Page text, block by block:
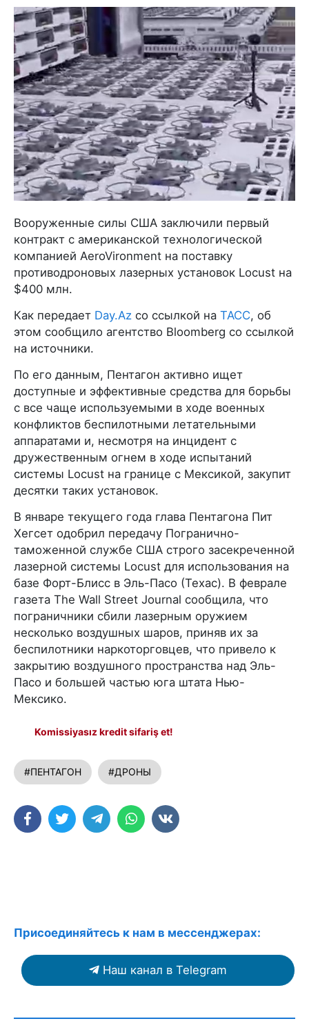
Вооруженные силы США заключили первый
контракт с американской технологической
компанией AeroVironment на поставку
противодроновых лазерных установок Locust на
$400 млн.
Как передает Day.Az со ссылкой на ТАСС, об
этом сообщило агентство Bloomberg со ссылкой
на источники.
По его данным, Пентагон активно ищет
доступные и эффективные средства для борьбы
с все чаще используемыми в ходе военных
конфликтов беспилотными летательными
аппаратами и, несмотря на инцидент с
дружественным огнем в ходе испытаний
системы Locust на границе с Мексикой, закупит
десятки таких установок.
В январе текущего года глава Пентагона Пит
Хегсет одобрил передачу Погранично-
таможенной службе США строго засекреченной
лазерной системы Locust для использования на
базе Форт-Блисс в Эль-Пасо (Техас). В феврале
газета The Wall Street Journal сообщила, что
пограничники сбили лазерным оружием
несколько воздушных шаров, приняв их за
беспилотники наркоторговцев, что привело к
закрытию воздушного пространства над Эль-
Пасо и большей частью юга штата Нью-
Мексико.
Komissiyasız kredit sifariş et!
#ПЕНТАГОН #ДРОНЫ
Присоединяйтесь к нам в мессенджерах:
Наш канал в Telegram